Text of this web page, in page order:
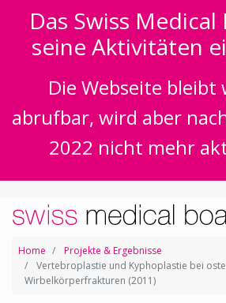
Das Swiss
seine Aktivitäten
Die Webseite
abrufbar, wird aber
2022 nicht mehr
Home
Projekte & Ergebnisse
Vertebroplastie und Kyphoplastie bei
Wirbelkörperfrakturen (2011)